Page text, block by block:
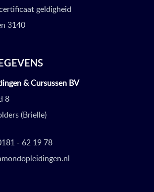
geldigheid
3140
& Cursussen BV
8
(Brielle)
- 62 19 78